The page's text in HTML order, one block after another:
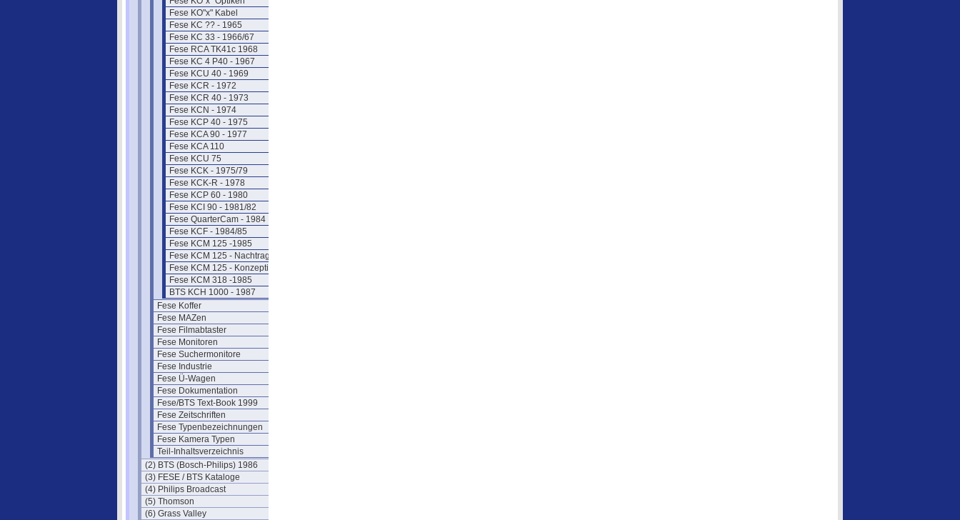
Fese KO"x" Kabel
Fese KC ?? - 1965
Fese KC 33 - 1966/67
Fese RCA TK41c 1968
Fese KC 4 P40 - 1967
Fese KCU 40 - 1969
Fese KCR - 1972
Fese KCR 40 - 1973
Fese KCN - 1974
Fese KCP 40 - 1975
Fese KCA 90 - 1977
Fese KCA 110
Fese KCU 75
Fese KCK - 1975/79
Fese KCK-R - 1978
Fese KCP 60 - 1980
Fese KCI 90 - 1981/82
Fese QuarterCam - 1984
Fese KCF - 1984/85
Fese KCM 125 -1985
Fese KCM 125 - Nachtrag
Fese KCM 125 - Konzeption
Fese KCM 318 -1985
BTS KCH 1000 - 1987
Fese Koffer
Fese MAZen
Fese Filmabtaster
Fese Monitoren
Fese Suchermonitore
Fese Industrie
Fese Ü-Wagen
Fese Dokumentation
Fese/BTS Text-Book 1999
Fese Zeitschriften
Fese Typenbezeichnungen
Fese Kamera Typen
Teil-Inhaltsverzeichnis
(2) BTS (Bosch-Philips) 1986
(3) FESE / BTS Kataloge
(4) Philips Broadcast
(5) Thomson
(6) Grass Valley